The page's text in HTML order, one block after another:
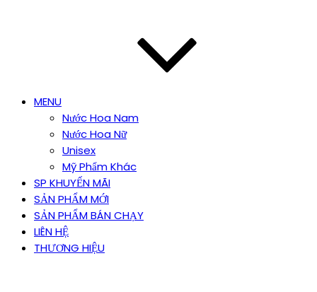
MENU
Nước Hoa Nam
Nước Hoa Nữ
Unisex
Mỹ Phẩm Khác
SP KHUYẾN MÃI
SẢN PHẨM MỚI
SẢN PHẨM BÁN CHẠY
LIÊN HỆ
THƯƠNG HIỆU